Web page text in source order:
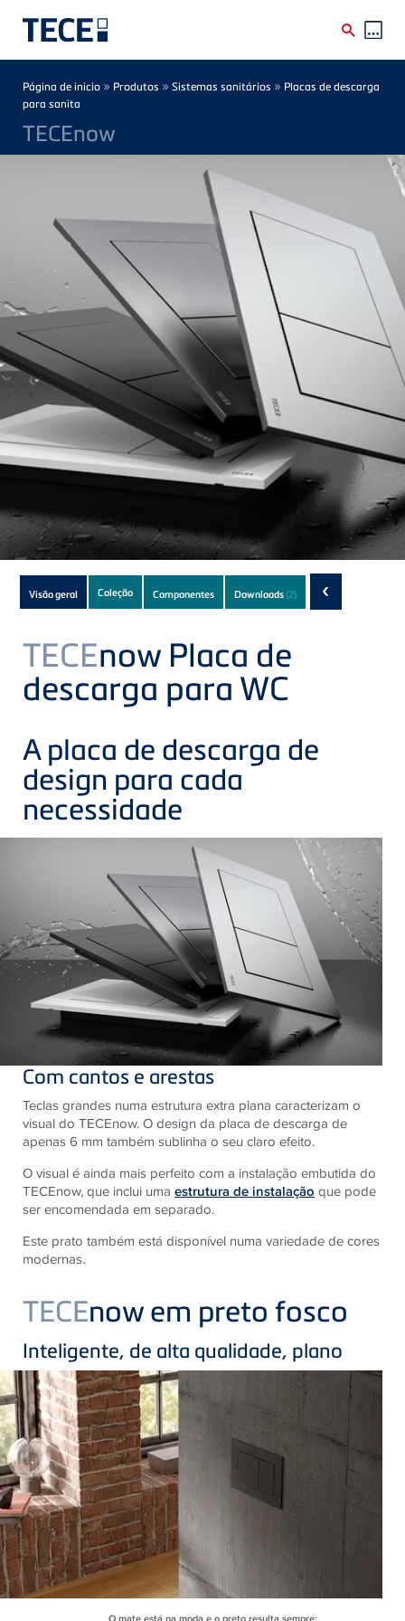
Breadcrumb
Página de inicio » Produtos » Sistemas sanitários » Placas de descarga
para sanita
TECEnow
Subnavigation
of
current
Product
Visão geral Coleção Componentes Downloads(2) ‹
TECEnow Placa de
descarga para WC
A placa de descarga de
design para cada
necessidade
Com cantos e arestas
Teclas grandes numa estrutura extra plana caracterizam o
visual do TECEnow. O design da placa de descarga de
apenas 6 mm também sublinha o seu claro efeito.
O visual é ainda mais perfeito com a instalação embutida do
TECEnow, que inclui uma estrutura de instalação que pode
ser encomendada em separado.
Este prato também está disponível numa variedade de cores
modernas.
TECEnow em preto fosco
Inteligente, de alta qualidade, plano
O mate está na moda e o preto resulta sempre: